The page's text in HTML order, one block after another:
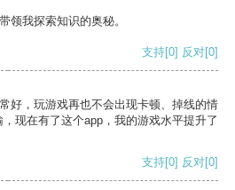
领我探索知识的奥秘。
支持[0] 反对[0]
好，玩游戏再也不会出现卡顿、掉线的情
现在有了这个app，我的游戏水平提升了
支持[0] 反对[0]